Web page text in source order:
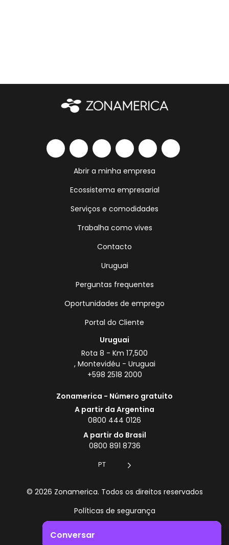
Abrir a minha empresa
Ecossistema empresarial
Serviços e comodidades
Trabalha como vives
Contacto
Uruguai
Perguntas frequentes
Oportunidades de emprego
Portal do Cliente
Uruguai
Rota 8 - Km 17,500
, Montevidéu - Uruguai
+598 2518 2000
Zonamerica - Número gratuito
A partir da Argentina
0800 444 0126
A partir do Brasil
0800 891 8736
PT
© 2026 Zonamerica. Todos os direitos reservados
Políticas de segurança
Conversar